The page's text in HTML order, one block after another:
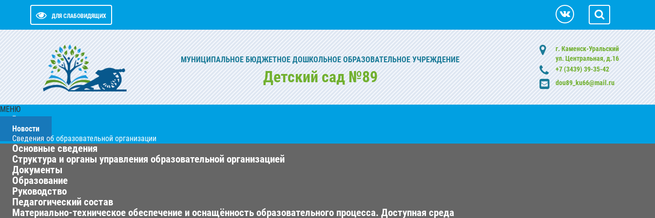
ДЛЯ СЛАБОВИДЯЩИХ
МУНИЦИПАЛЬНОЕ БЮДЖЕТНОЕ ДОШКОЛЬНОЕ ОБРАЗОВАТЕЛЬНОЕ УЧРЕЖДЕНИЕ
Детский сад №89
г. Каменск-Уральский
ул. Центральная, д.16
+7 (3439) 39-35-42
dou89_ku66@mail.ru
МЕНЮ
Главная
Новости
Сведения об образовательной организации
Основные сведения
Структура и органы управления образовательной организацией
Документы
Образование
Руководство
Педагогический состав
Материально-техническое обеспечение и оснащённость образовательного процесса. Доступная среда